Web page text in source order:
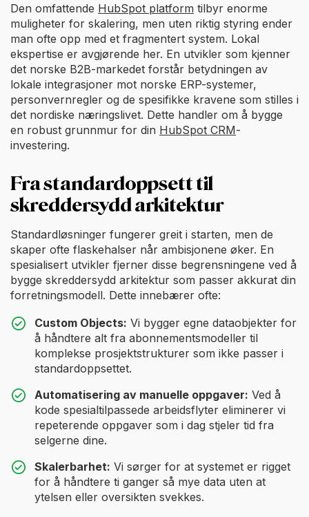
Den omfattende HubSpot platform tilbyr enorme
muligheter for skalering, men uten riktig styring ender
man ofte opp med et fragmentert system. Lokal
ekspertise er avgjørende her. En utvikler som kjenner
det norske B2B-markedet forstår betydningen av
lokale integrasjoner mot norske ERP-systemer,
personvernregler og de spesifikke kravene som stilles i
det nordiske næringslivet. Dette handler om å bygge
en robust grunnmur for din HubSpot CRM-
investering.
Fra standardoppsett til
skreddersydd arkitektur
Standardløsninger fungerer greit i starten, men de
skaper ofte flaskehalser når ambisjonene øker. En
spesialisert utvikler fjerner disse begrensningene ved å
bygge skreddersydd arkitektur som passer akkurat din
forretningsmodell. Dette innebærer ofte:
Custom Objects: Vi bygger egne dataobjekter for
å håndtere alt fra abonnementsmodeller til
komplekse prosjektstrukturer som ikke passer i
standardoppsettet.
Automatisering av manuelle oppgaver: Ved å
kode spesialtilpassede arbeidsflyter eliminerer vi
repeterende oppgaver som i dag stjeler tid fra
selgerne dine.
Skalerbarhet: Vi sørger for at systemet er rigget
for å håndtere ti ganger så mye data uten at
ytelsen eller oversikten svekkes.